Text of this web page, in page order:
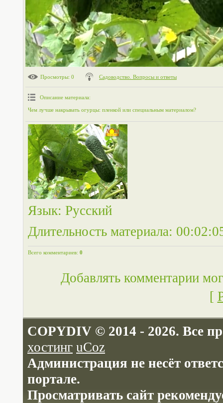
Просмотры: 0 Садоводство. Вопросы и ответы
Описание материала:
Чем лучше накрывать огурцы: пленкой или специальным материалом?
Язык: Русский
Длительность материала:
Всего комментариев: 0
Добавлять комментарии
[
COPYDIV © 2014 - 2026. Все
хостинг uCoz
Администрация не несёт
портале.
Просматривать сайт